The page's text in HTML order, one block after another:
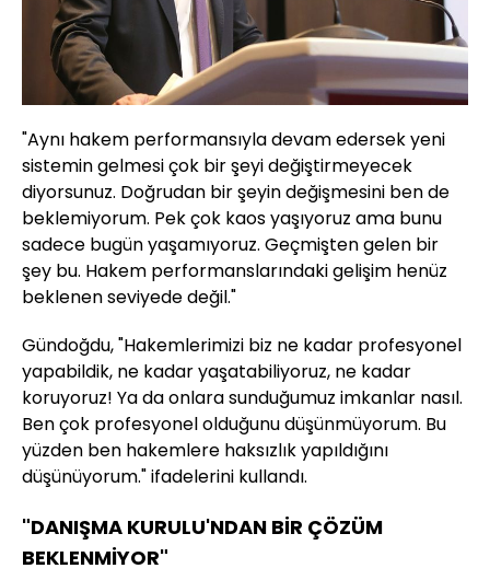
"Aynı hakem performansıyla devam edersek yeni
sistemin gelmesi çok bir şeyi değiştirmeyecek
diyorsunuz. Doğrudan bir şeyin değişmesini ben de
beklemiyorum. Pek çok kaos yaşıyoruz ama bunu
sadece bugün yaşamıyoruz. Geçmişten gelen bir
şey bu. Hakem performanslarındaki gelişim henüz
beklenen seviyede değil."
Gündoğdu, "Hakemlerimizi biz ne kadar profesyonel
yapabildik, ne kadar yaşatabiliyoruz, ne kadar
koruyoruz! Ya da onlara sunduğumuz imkanlar nasıl.
Ben çok profesyonel olduğunu düşünmüyorum. Bu
yüzden ben hakemlere haksızlık yapıldığını
düşünüyorum." ifadelerini kullandı.
"DANIŞMA KURULU'NDAN BİR ÇÖZÜM
BEKLENMİYOR"